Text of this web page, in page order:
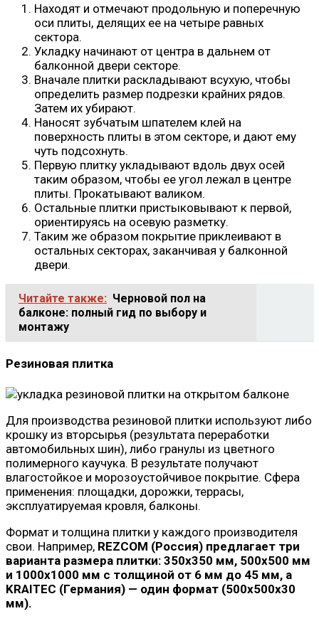
Находят и отмечают продольную и поперечную
оси плиты, делящих ее на четыре равных
сектора.
Укладку начинают от центра в дальнем от
балконной двери секторе.
Вначале плитки раскладывают всухую, чтобы
определить размер подрезки крайних рядов.
Затем их убирают.
Наносят зубчатым шпателем клей на
поверхность плиты в этом секторе, и дают ему
чуть подсохнуть.
Первую плитку укладывают вдоль двух осей
таким образом, чтобы ее угол лежал в центре
плиты. Прокатывают валиком.
Остальные плитки пристыковывают к первой,
ориентируясь на осевую разметку.
Таким же образом покрытие приклеивают в
остальных секторах, заканчивая у балконной
двери.
Читайте также: Черновой пол на
балконе: полный гид по выбору и
монтажу
Резиновая плитка
Для производства резиновой плитки используют либо
крошку из вторсырья (результата переработки
автомобильных шин), либо гранулы из цветного
полимерного каучука. В результате получают
влагостойкое и морозоустойчивое покрытие. Сфера
применения: площадки, дорожки, террасы,
эксплуатируемая кровля, балконы.
Формат и толщина плитки у каждого производителя
свои. Например, REZCOM (Россия) предлагает три
варианта размера плитки: 350х350 мм, 500х500 мм
и 1000х1000 мм с толщиной от 6 мм до 45 мм, а
KRAITEC (Германия) — один формат (500х500х30
мм).